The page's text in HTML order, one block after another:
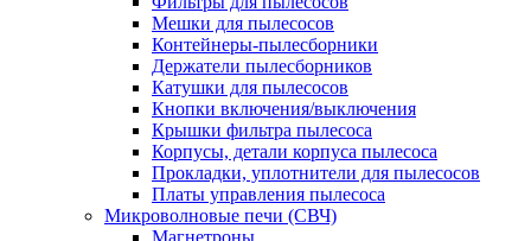
Мешки для пылесосов
Контейнеры-пылесборники
Держатели пылесборников
Катушки для пылесосов
Кнопки включения/выключения
Крышки фильтра пылесоса
Корпусы, детали корпуса пылесоса
Прокладки, уплотнители для пылесосов
Платы управления пылесоса
Микроволновые печи (СВЧ)
Магнетроны